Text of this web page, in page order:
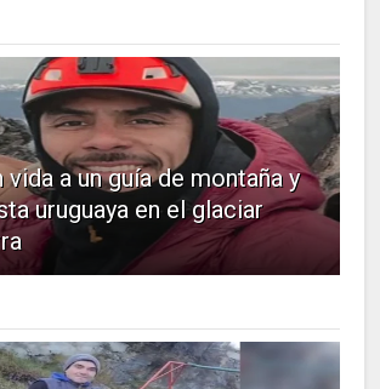
vida a un guía de montaña y
uruguaya en el glaciar